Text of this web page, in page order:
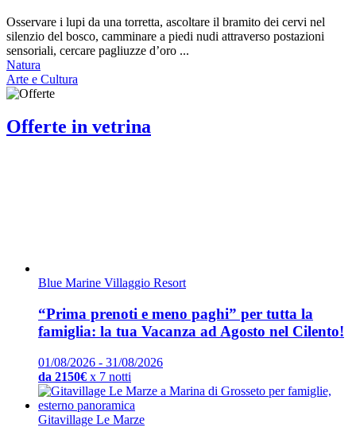
Osservare i lupi da una torretta, ascoltare il bramito dei cervi nel
silenzio del bosco, camminare a piedi nudi attraverso postazioni
sensoriali, cercare pagliuzze d’oro ...
Natura
Arte e Cultura
Offerte in vetrina
Blue Marine Villaggio Resort
“Prima prenoti e meno paghi” per tutta la
famiglia: la tua Vacanza ad Agosto nel Cilento!
01/08/2026 - 31/08/2026
da 2150€ x 7 notti
Gitavillage Le Marze